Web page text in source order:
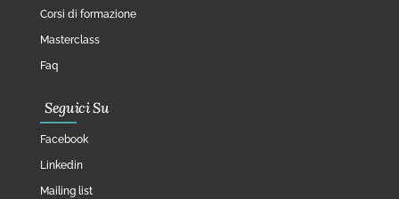
Corsi di formazione
Masterclass
Faq
Seguici Su
Facebook
Linkedin
Mailing list